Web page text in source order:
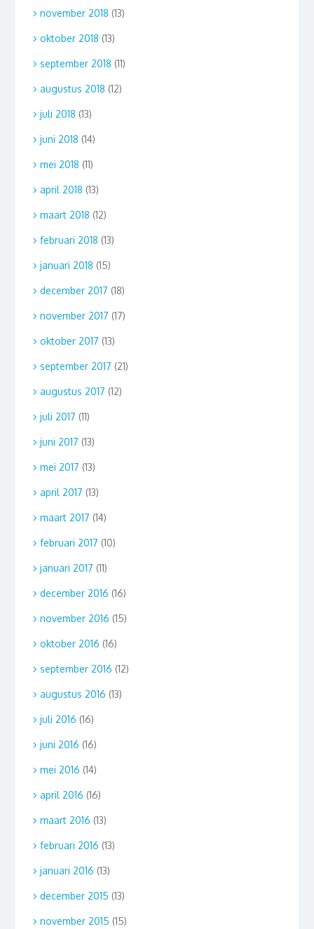
november 2018 (13)
oktober 2018 (13)
september 2018 (11)
augustus 2018 (12)
juli 2018 (13)
juni 2018 (14)
mei 2018 (11)
april 2018 (13)
maart 2018 (12)
februari 2018 (13)
januari 2018 (15)
december 2017 (18)
november 2017 (17)
oktober 2017 (13)
september 2017 (21)
augustus 2017 (12)
juli 2017 (11)
juni 2017 (13)
mei 2017 (13)
april 2017 (13)
maart 2017 (14)
februari 2017 (10)
januari 2017 (11)
december 2016 (16)
november 2016 (15)
oktober 2016 (16)
september 2016 (12)
augustus 2016 (13)
juli 2016 (16)
juni 2016 (16)
mei 2016 (14)
april 2016 (16)
maart 2016 (13)
februari 2016 (13)
januari 2016 (13)
december 2015 (13)
november 2015 (15)